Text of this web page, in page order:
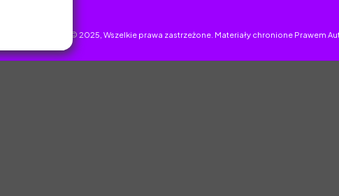
ZlotyNauczyciel.pl © 2025, Wszelkie prawa zastrzeżone. Materiały chronione Prawem